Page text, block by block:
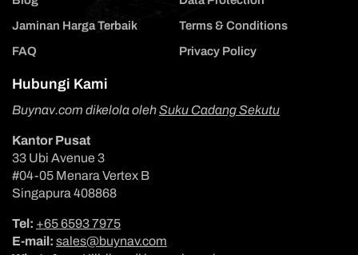
Jaminan Harga Terbaik
FAQ
Terms & Conditions
Privacy Policy
Hubungi Kami
Buynav.com dikelola olehSuku Cadang Sekutu
Kantor Pusat
33 Ubi Avenue 3
#04-05 Menara Vertex B
Singapura 408868
Tel: +65 6593 7975
E-mail: sales@buynav.com